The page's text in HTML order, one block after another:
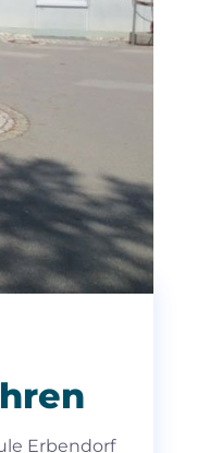
Erbendorf